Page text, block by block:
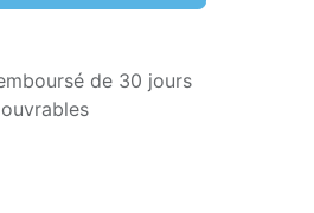
de 30 jours